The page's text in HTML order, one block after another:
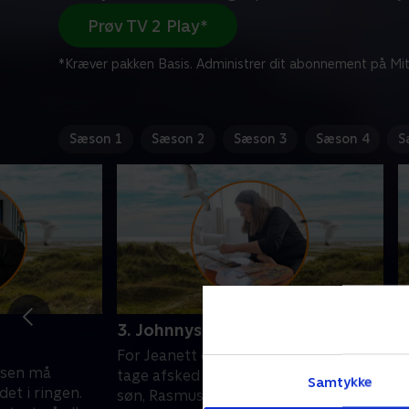
Samtykke
Prøv TV 2 Play*
*Kræver pakken Basis. Administrer dit abonnement på Mit
Sæson 1 Sæson 2 Sæson 3 Sæson 4
må
i ringen.
3. Johnnys sidste ord
For Jeanett er det blevet tid til at
tage afsked med Johnny. Johnnys
søn, Rasmus, tager på turné med